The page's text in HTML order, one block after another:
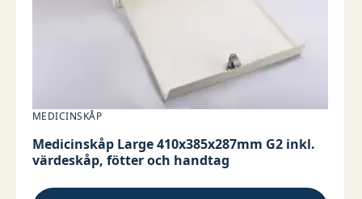
MEDICINSKÅP
Medicinskåp Large 410x385x287mm G2 inkl.
värdeskåp, fötter och handtag